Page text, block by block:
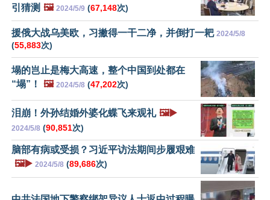
引猜测 🖼️ 2024/5/9 (67,148次)
援俄大战乌美欧，习撇得一干二净，并倒打一耙 2024/5/8
(55,883次)
塌的岂止是梅大高速，整个中国到处都在
“塌”！
🖼️ 2024/5/8 (47,202次)
泪崩！外孙结婚外婆化蝶飞来观礼 🖼️▶️
2024/5/8 (90,851次)
脑部有病或受损？习近平访法期间步履艰难
🖼️▶️ 2024/5/8 (89,686次)